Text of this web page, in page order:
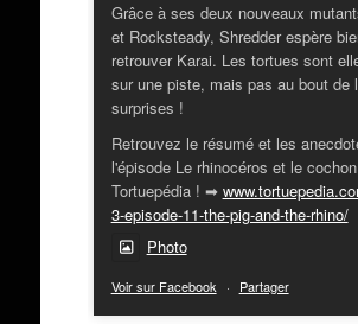
Grâce à ses deux nouveaux
et Rocksteady, Shredder espère
retrouver Karai. Les tortues sont
sur une piste, mais pas au bout de
surprises !
Retrouvez le résumé et les
l'épisode Le rhinocéros et le
Tortuepédia ! ➡
3-episode-11-the-pig-and-the-rhino/
Photo
Voir sur Facebook · Partager